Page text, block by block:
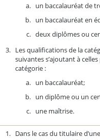
un baccalauréat de
un baccalauréat en
deux diplômes ou
Les qualifications de la
suivantes s’ajoutant à
catégorie :
un baccalauréat;
un diplôme ou un
une maîtrise.
Dans le cas du titulaire